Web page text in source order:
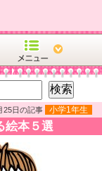
25日の記事 小学1年生
絵本５選